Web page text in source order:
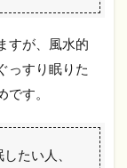
すが、風水的
っすり眠りた
です。
たい人、